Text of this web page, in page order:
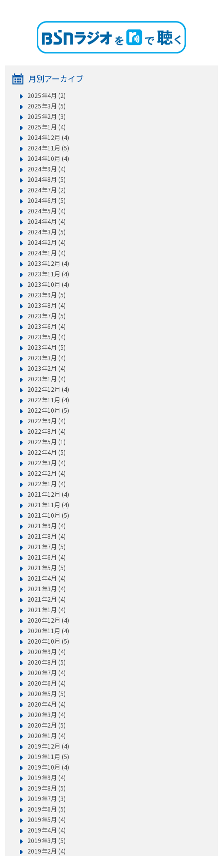
月別アーカイブ
2025年4月 (2)
2025年3月 (5)
2025年2月 (3)
2025年1月 (4)
2024年12月 (4)
2024年11月 (5)
2024年10月 (4)
2024年9月 (4)
2024年8月 (5)
2024年7月 (2)
2024年6月 (5)
2024年5月 (4)
2024年4月 (4)
2024年3月 (5)
2024年2月 (4)
2024年1月 (4)
2023年12月 (4)
2023年11月 (4)
2023年10月 (4)
2023年9月 (5)
2023年8月 (4)
2023年7月 (5)
2023年6月 (4)
2023年5月 (4)
2023年4月 (5)
2023年3月 (4)
2023年2月 (4)
2023年1月 (4)
2022年12月 (4)
2022年11月 (4)
2022年10月 (5)
2022年9月 (4)
2022年8月 (4)
2022年5月 (1)
2022年4月 (5)
2022年3月 (4)
2022年2月 (4)
2022年1月 (4)
2021年12月 (4)
2021年11月 (4)
2021年10月 (5)
2021年9月 (4)
2021年8月 (4)
2021年7月 (5)
2021年6月 (4)
2021年5月 (5)
2021年4月 (4)
2021年3月 (4)
2021年2月 (4)
2021年1月 (4)
2020年12月 (4)
2020年11月 (4)
2020年10月 (5)
2020年9月 (4)
2020年8月 (5)
2020年7月 (4)
2020年6月 (4)
2020年5月 (5)
2020年4月 (4)
2020年3月 (4)
2020年2月 (5)
2020年1月 (4)
2019年12月 (4)
2019年11月 (5)
2019年10月 (4)
2019年9月 (4)
2019年8月 (5)
2019年7月 (3)
2019年6月 (5)
2019年5月 (4)
2019年4月 (4)
2019年3月 (5)
2019年2月 (4)